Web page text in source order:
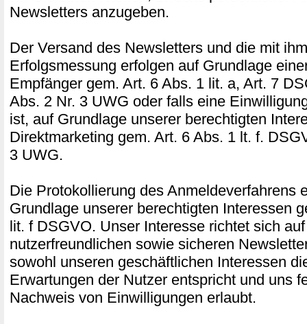
Newsletters anzugeben.
Der Versand des Newsletters und die mit
Erfolgsmessung erfolgen auf Grundlage
Empfänger gem. Art. 6 Abs. 1 lit. a, Art. 7
Abs. 2 Nr. 3 UWG oder falls eine
ist, auf Grundlage unserer berechtigten
Direktmarketing gem. Art. 6 Abs. 1 lt. f.
3 UWG.
Die Protokollierung des Anmeldeverfahrens
Grundlage unserer berechtigten Interessen
lit. f DSGVO. Unser Interesse richtet sich
nutzerfreundlichen sowie sicheren
sowohl unseren geschäftlichen Interessen
Erwartungen der Nutzer entspricht und uns
Nachweis von Einwilligungen erlaubt.